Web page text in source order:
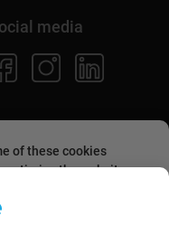
of these cookies
optimize the website
you agree to allow
media